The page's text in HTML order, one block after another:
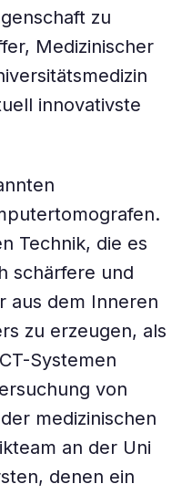
zu
Medizinischer
innovativste
Technik, die es
schärfere und
aus dem Inneren
zu erzeugen, als
Systemen
von
medizinischen
an der Uni
denen ein